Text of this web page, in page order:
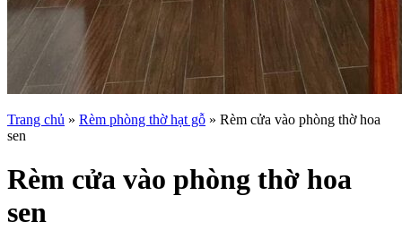
Trang chủ » Rèm phòng thờ hạt gỗ » Rèm cửa vào phòng thờ hoa
sen
Rèm cửa vào phòng thờ hoa
sen